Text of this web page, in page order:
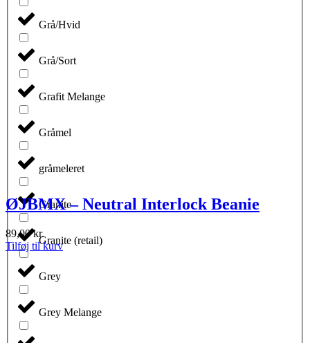
Grå/Hvid
Grå/Sort
Grafit Melange
Gråmel
gråmeleret
Granite
Granite (retail)
Grey
Grey Melange
ØJBMX – Neutral Interlock Beanie
89,00kr.
Tilføj til kurv